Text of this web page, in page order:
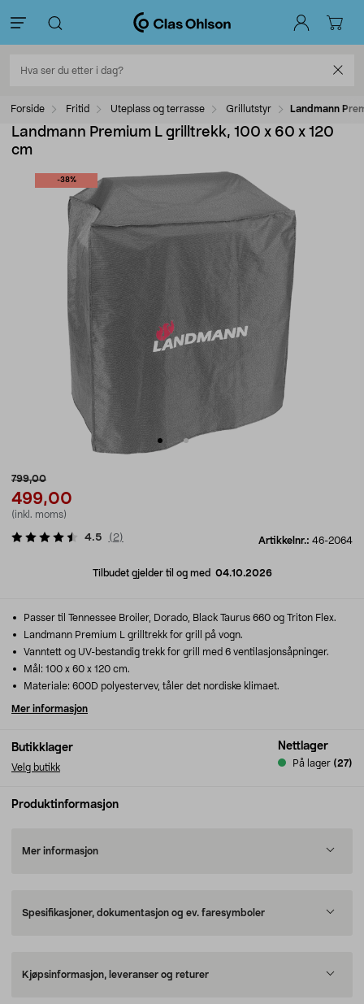
Forside Fritid Uteplass og terrasse Grillutstyr Landmann
Landmann Premium L grilltrekk, 100 x 60 x 120
cm
-38%
799,00
499,00
(inkl. moms)
Artikkelnr.: 46-2064
4.5 ( 2)
Tilbudet gjelder til og med 04.10.2026
Butikklager
Velg butikk
Nettlager
På lager (27)
Passer til Tennessee Broiler, Dorado, Black Taurus 660 og Triton Flex.
Landmann Premium L grilltrekk for grill på vogn.
Vanntett og UV-bestandig trekk for grill med 6 ventilasjonsåpninger.
Mål: 100 x 60 x 120 cm.
Materiale: 600D polyestervev, tåler det nordiske klimaet.
Mer informasjon
Produktinformasjon
Mer informasjon
Spesifikasjoner, dokumentasjon og ev. faresymboler
Kjøpsinformasjon, leveranser og returer